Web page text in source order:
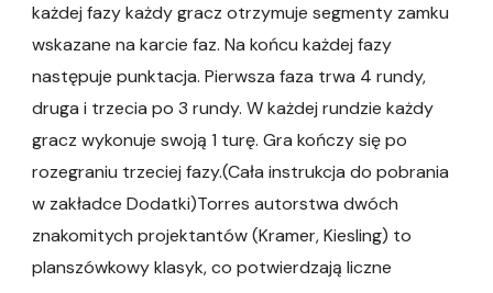
każdej fazy każdy gracz otrzymuje segmenty zamku
wskazane na karcie faz. Na końcu każdej fazy
następuje punktacja. Pierwsza faza trwa 4 rundy,
druga i trzecia po 3 rundy. W każdej rundzie każdy
gracz wykonuje swoją 1 turę. Gra kończy się po
rozegraniu trzeciej fazy.(Cała instrukcja do pobrania
w zakładce Dodatki)Torres autorstwa dwóch
znakomitych projektantów (Kramer, Kiesling) to
planszówkowy klasyk, co potwierdzają liczne